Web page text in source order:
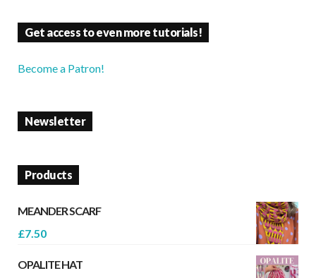
Get access to even more tutorials!
Become a Patron!
Newsletter
Products
MEANDER SCARF
£7.50
OPALITE HAT